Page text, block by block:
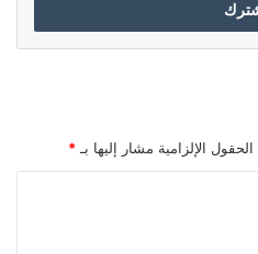
الحقول الإلزامية مشار إليها بـ *